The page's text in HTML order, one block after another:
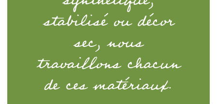
stabilisé ou décor
sec, nous
travaillons chacun
de ces matériaux.